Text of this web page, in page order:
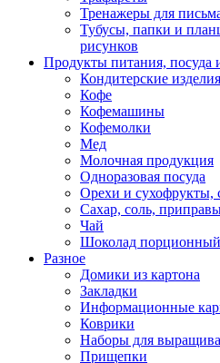
Тренажеры для
Тубусы, папки и
рисунков
Продукты питания, посуда
Кондитерские изделия
Кофе
Кофемашины
Кофемолки
Мед
Молочная продукция
Одноразовая посуда
Орехи и сухофрукты,
Сахар, соль,
Чай
Шоколад порционный
Разное
Домики из картона
Закладки
Информационные
Коврики
Наборы для
Прищепки